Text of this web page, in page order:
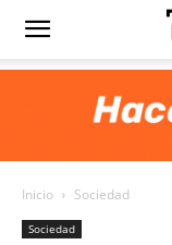
Diario
Portada
Inicio Sociedad
Sociedad